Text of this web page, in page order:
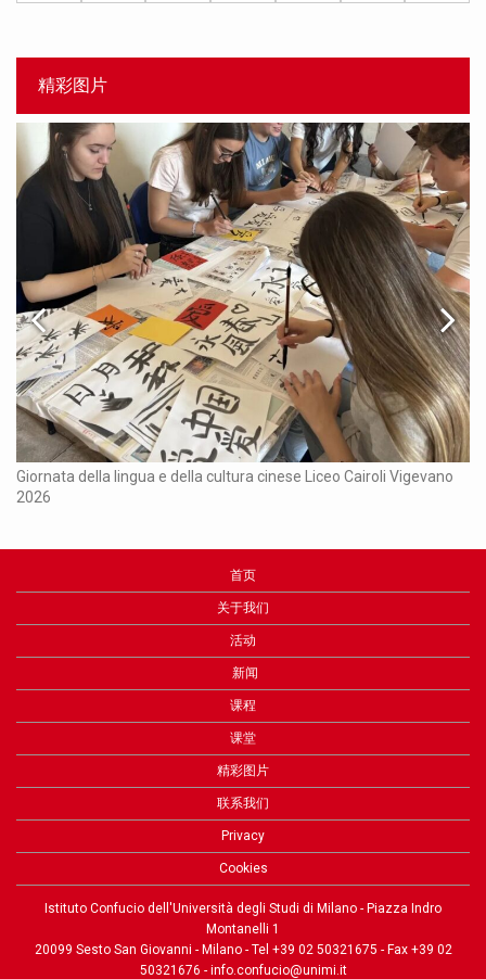
精彩图片
Giornata della lingua e della cultura cinese Liceo Cairoli Vigevano
2026
首页
关于我们
活动
新闻
课程
课堂
精彩图片
联系我们
Privacy
Cookies
Istituto Confucio dell'Università degli Studi di Milano - Piazza Indro
Montanelli 1
20099 Sesto San Giovanni - Milano - Tel +39 02 50321675 - Fax +39 02
50321676 - info.confucio@unimi.it